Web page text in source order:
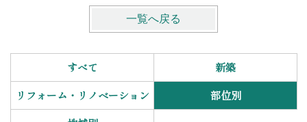
一覧へ戻る
すべて
新築
リフォーム・リノベーション
部位別